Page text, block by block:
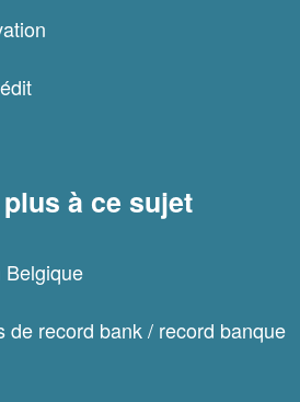
à ce sujet
Belgique
de record bank / record banque